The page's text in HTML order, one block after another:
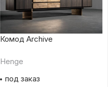
Комод Archive
Henge
под заказ